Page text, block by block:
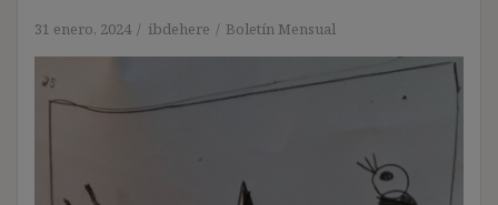
31 enero, 2024 ibdehere Boletín Mensual